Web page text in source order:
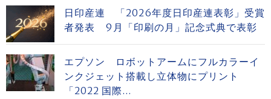
日印産連 「2026年度日印産連表彰」受賞
者発表 9月「印刷の月」記念式典で表彰
エプソン ロボットアームにフルカラーイ
ンクジェット搭載し立体物にプリント
「2022 国際...